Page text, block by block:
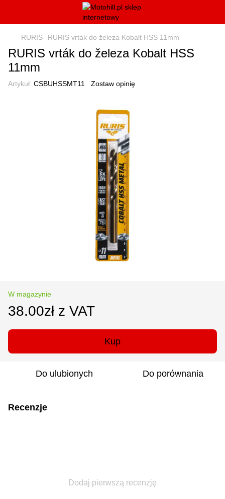
RURIS RURIS vrták do železa Kobalt HSS 11mm
RURIS vrták do železa Kobalt HSS
11mm
Artykuł: CSBUHSSMT11 Zostaw opinię
W magazynie
38.00zł z VAT
Kup
Do ulubionych Do porównania
Recenzje
Dodaj pierwszą recenzję